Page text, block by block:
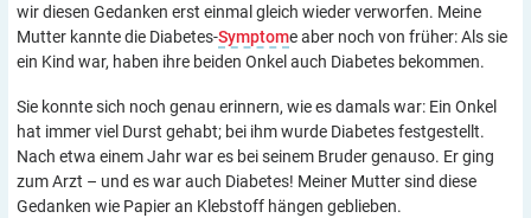
wir diesen Gedanken erst einmal gleich wieder verworfen. Meine
Mutter kannte die Diabetes-Symptome aber noch von früher: Als sie
ein Kind war, haben ihre beiden Onkel auch Diabetes bekommen.
Sie konnte sich noch genau erinnern, wie es damals war: Ein Onkel
hat immer viel Durst gehabt; bei ihm wurde Diabetes festgestellt.
Nach etwa einem Jahr war es bei seinem Bruder genauso. Er ging
zum Arzt – und es war auch Diabetes! Meiner Mutter sind diese
Gedanken wie Papier an Klebstoff hängen geblieben.